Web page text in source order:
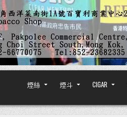
煙絲 煙斗 CIGAR